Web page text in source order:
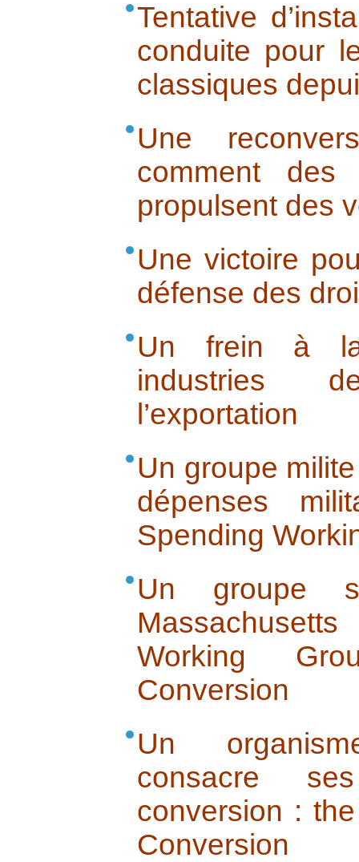
Tentative
conduite pour
classiques
Une
comment des
propulsent des
Une victoire
défense des
Un frein à la
industries
l’exportation
Un groupe
dépenses
Spending
Un groupe
Working
Conversion
Un
consacre
conversion :
Conversion